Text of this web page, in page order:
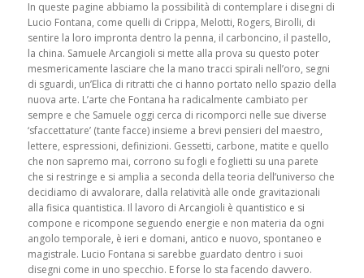
In queste pagine abbiamo la possibilità di contemplare i disegni di
Lucio Fontana, come quelli di Crippa, Melotti, Rogers, Birolli, di
sentire la loro impronta dentro la penna, il carboncino, il pastello,
la china. Samuele Arcangioli si mette alla prova su questo poter
mesmericamente lasciare che la mano tracci spirali nell’oro, segni
di sguardi, un’Elica di ritratti che ci hanno portato nello spazio della
nuova arte. L’arte che Fontana ha radicalmente cambiato per
sempre e che Samuele oggi cerca di ricomporci nelle sue diverse
‘sfaccettature’ (tante facce) insieme a brevi pensieri del maestro,
lettere, espressioni, definizioni. Gessetti, carbone, matite e quello
che non sapremo mai, corrono su fogli e foglietti su una parete
che si restringe e si amplia a seconda della teoria dell’universo che
decidiamo di avvalorare, dalla relatività alle onde gravitazionali
alla fisica quantistica. Il lavoro di Arcangioli è quantistico e si
compone e ricompone seguendo energie e non materia da ogni
angolo temporale, è ieri e domani, antico e nuovo, spontaneo e
magistrale. Lucio Fontana si sarebbe guardato dentro i suoi
disegni come in uno specchio. E forse lo sta facendo davvero.